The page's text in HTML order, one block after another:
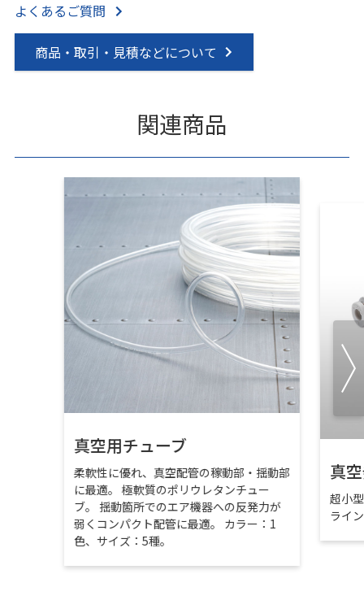
よくあるご質問
商品・取引・見積などについて
関連商品
真空用チューブ
柔軟性に優れ、真空配管の稼動部・揺動部
に最適。 極軟質のポリウレタンチュー
ブ。 揺動箇所でのエア機器への反発力が
弱くコンパクト配管に最適。 カラー：1
色、サイズ：5種。
真
超小
ライ